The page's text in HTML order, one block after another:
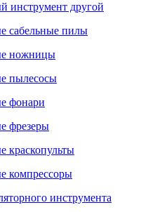
инструмент другой
сабельные пилы
ножницы
пылесосы
фонари
фрезеры
краскопульты
компрессоры
инструмента